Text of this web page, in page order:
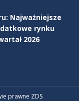
Najważniejsze
rynku
2026
prawne ZDS